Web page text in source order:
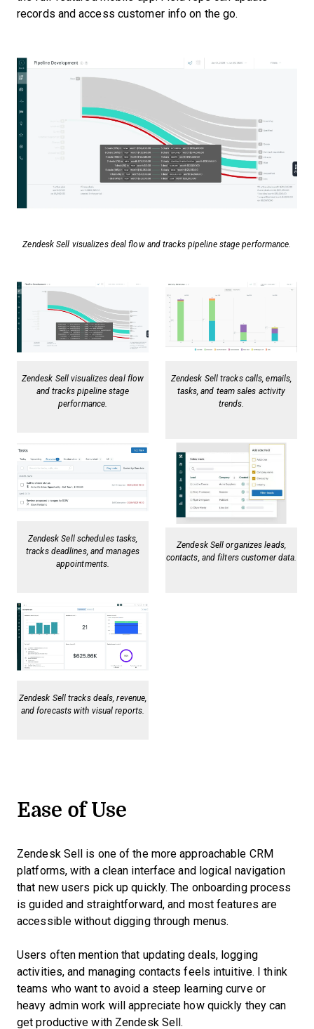
records and access customer info on the go.
Zendesk Sell visualizes deal flow and tracks pipeline stage performance.
Zendesk Sell visualizes deal flow
and tracks pipeline stage
performance.
Zendesk Sell tracks calls, emails,
tasks, and team sales activity
trends.
Zendesk Sell schedules tasks,
tracks deadlines, and manages
appointments.
Zendesk Sell organizes leads,
contacts, and filters customer data.
Zendesk Sell tracks deals, revenue,
and forecasts with visual reports.
Ease of Use
Zendesk Sell is one of the more approachable CRM
platforms, with a clean interface and logical navigation
that new users pick up quickly. The onboarding process
is guided and straightforward, and most features are
accessible without digging through menus.
Users often mention that updating deals, logging
activities, and managing contacts feels intuitive. I think
teams who want to avoid a steep learning curve or
heavy admin work will appreciate how quickly they can
get productive with Zendesk Sell.